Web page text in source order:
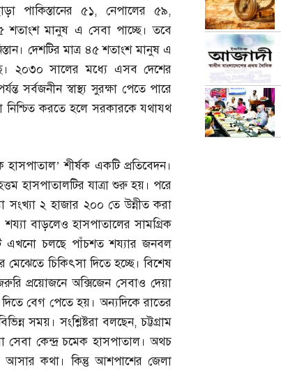
পাকিস্তানের ৫১,নেপালের ৫৯,
শতাংশ মানুষ এ সেবা পাচ্ছে। তবে
দেশটির মাত্র ৪৫ শতাংশ মানুষ এ
২০৩০ সালের মধ্যে এসব দেশের
সর্বজনীন স্বাস্থ্য সুরক্ষা পেতে পারে
নিশ্চিত করতে হলে সরকারকে যথাযথ
শীর্ষক একটি প্রতিবেদন।
হাসপাতালটির যাত্রা শুরু হয়। পরে
সংখ্যা ২ হাজার ২০০ তে উন্নীত করা
বাড়লেও হাসপাতালের সামগ্রিক
এখনো চলছে পাঁচশত শয্যার জনবল
মেঝেতে চিকিৎসা দিতে হচ্ছে। বিশেষ
প্রয়োজনে অক্সিজেন সেবাও দেয়া
বেগ পেতে হয়। অন্যদিকে রাতের
সময়। সংশ্লিষ্টরা বলছেন,চট্টগ্রাম
সেবা কেন্দ্র চমেক হাসপাতাল। অথচ
কথা। কিন্তু আশপাশের জেলা